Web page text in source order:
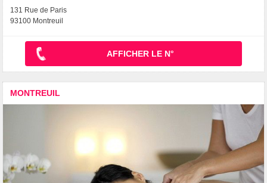
131 Rue de Paris
93100 Montreuil
AFFICHER LE N°
MONTREUIL